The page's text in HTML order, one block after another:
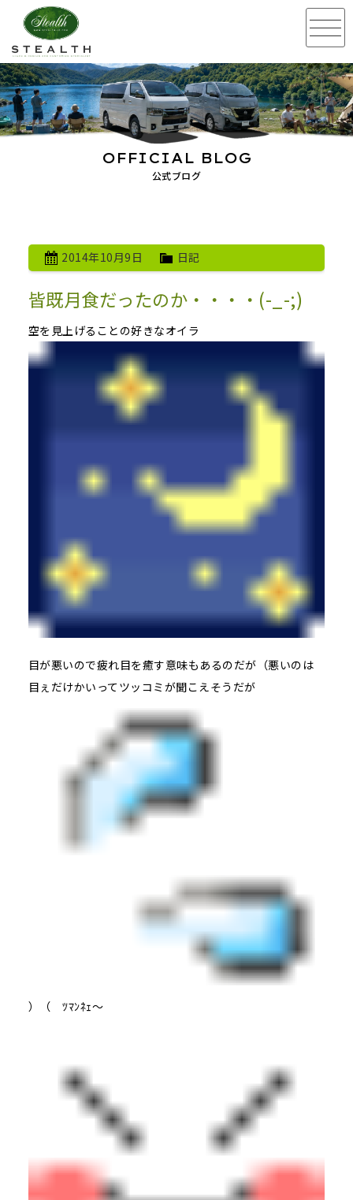
公式ブログ
OFFICIAL BLOG
2014年10月9日 日記
皆既月食だったのか・・・・(-_-;)
空を見上げることの好きなオイラ
目が悪いので疲れ目を癒す意味もあるのだが（悪いのは
目ぇだけかいってツッコミが聞こえそうだが
）（ ﾂﾏﾝﾈｪ～